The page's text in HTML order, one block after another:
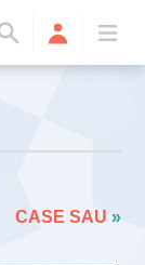
CASE SAU »